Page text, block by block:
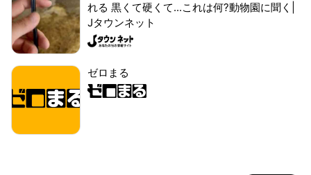
れる 黒くて硬くて...これは何?動物園に聞く|
Jタウンネット
ゼロまる